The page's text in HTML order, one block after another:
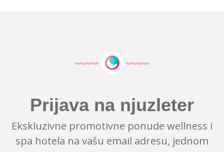
Prijava na njuzleter
Ekskluzivne promotivne ponude wellness i
spa hotela na vašu email adresu, jednom